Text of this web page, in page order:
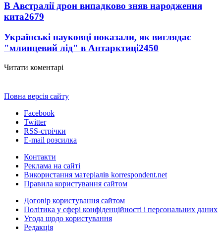
В Австралії дрон випадково зняв народження
кита2679
Українські науковці показали, як виглядає
"млинцевий лід" в Антарктиці2450
Читати коментарі
Повна версія сайту
Facebook
Twitter
RSS-стрічки
E-mail розсилка
Контакти
Реклама на сайті
Використання матеріалів korrespondent.net
Правила користування сайтом
Договір користування сайтом
Політика у сфері конфіденційності і персональних даних
Угода щодо користування
Редакція